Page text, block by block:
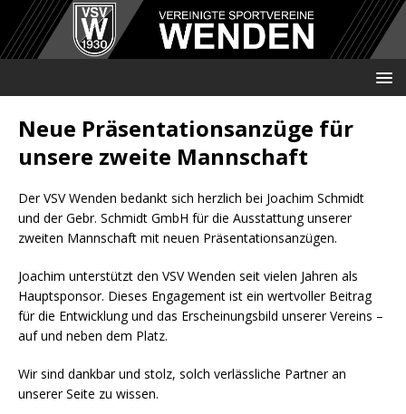
Neue Präsentationsanzüge für
unsere zweite Mannschaft
Der VSV Wenden bedankt sich herzlich bei Joachim Schmidt
und der Gebr. Schmidt GmbH für die Ausstattung unserer
zweiten Mannschaft mit neuen Präsentationsanzügen.
Joachim unterstützt den VSV Wenden seit vielen Jahren als
Hauptsponsor. Dieses Engagement ist ein wertvoller Beitrag
für die Entwicklung und das Erscheinungsbild unserer Vereins –
auf und neben dem Platz.
Wir sind dankbar und stolz, solch verlässliche Partner an
unserer Seite zu wissen.